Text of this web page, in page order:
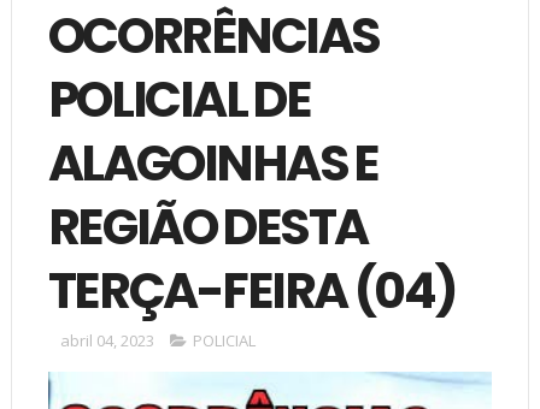
OCORRÊNCIAS
POLICIAL DE
ALAGOINHAS E
REGIÃO DESTA
TERÇA-FEIRA (04)
abril 04, 2023 POLICIAL